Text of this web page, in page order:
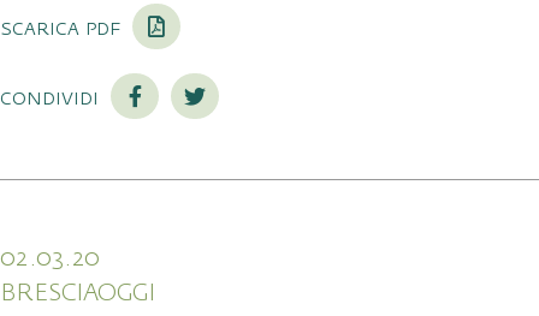
scarica pdf
condividi
02.03.20
BRESCIAOGGI